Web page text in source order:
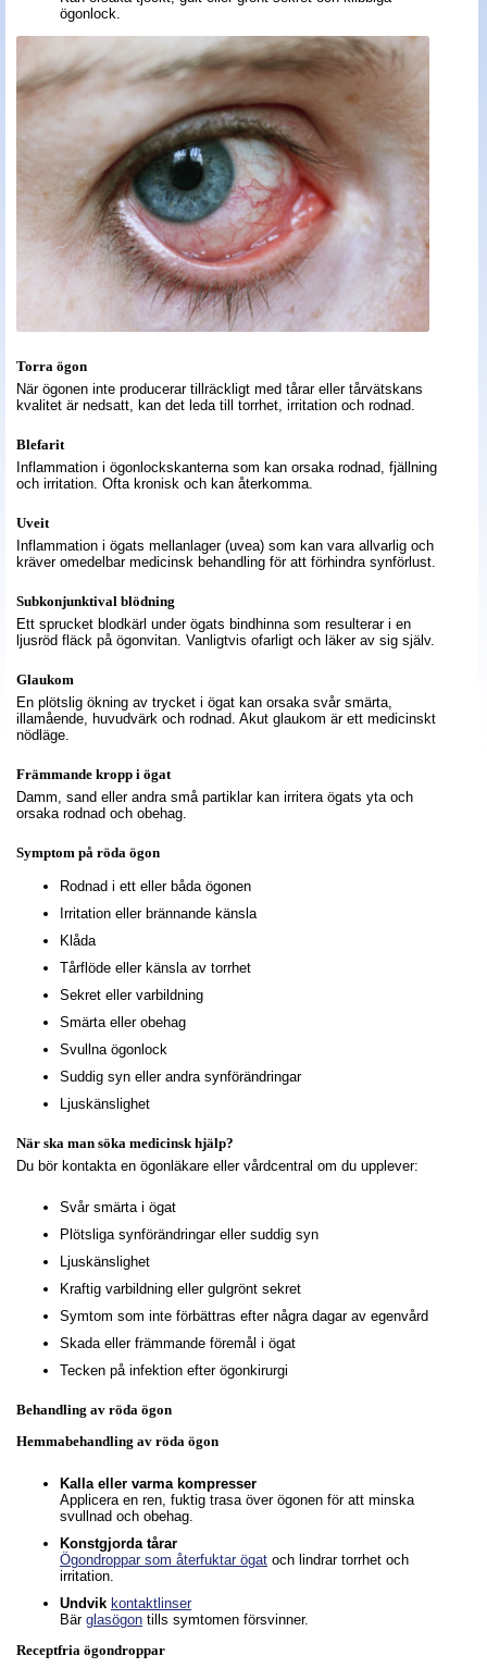
ögonlock.
Torra ögon
När ögonen inte producerar tillräckligt med tårar eller tårvätskans
kvalitet är nedsatt, kan det leda till torrhet, irritation och rodnad.
Blefarit
Inflammation i ögonlockskanterna som kan orsaka rodnad, fjällning
och irritation. Ofta kronisk och kan återkomma.
Uveit
Inflammation i ögats mellanlager (uvea) som kan vara allvarlig och
kräver omedelbar medicinsk behandling för att förhindra synförlust.
Subkonjunktival blödning
Ett sprucket blodkärl under ögats bindhinna som resulterar i en
ljusröd fläck på ögonvitan. Vanligtvis ofarligt och läker av sig själv.
Glaukom
En plötslig ökning av trycket i ögat kan orsaka svår smärta,
illamående, huvudvärk och rodnad. Akut glaukom är ett medicinskt
nödläge.
Främmande kropp i ögat
Damm, sand eller andra små partiklar kan irritera ögats yta och
orsaka rodnad och obehag.
Symptom på röda ögon
Rodnad i ett eller båda ögonen
Irritation eller brännande känsla
Klåda
Tårflöde eller känsla av torrhet
Sekret eller varbildning
Smärta eller obehag
Svullna ögonlock
Suddig syn eller andra synförändringar
Ljuskänslighet
När ska man söka medicinsk hjälp?
Du bör kontakta en ögonläkare eller vårdcentral om du upplever:
Svår smärta i ögat
Plötsliga synförändringar eller suddig syn
Ljuskänslighet
Kraftig varbildning eller gulgrönt sekret
Symtom som inte förbättras efter några dagar av egenvård
Skada eller främmande föremål i ögat
Tecken på infektion efter ögonkirurgi
Behandling av röda ögon
Hemmabehandling av röda ögon
Kalla eller varma kompresser
Applicera en ren, fuktig trasa över ögonen för att minska
svullnad och obehag.
Konstgjorda tårar
Ögondroppar som återfuktar ögat och lindrar torrhet och
irritation.
Undvik kontaktlinser
Bär glasögon tills symtomen försvinner.
Receptfria ögondroppar